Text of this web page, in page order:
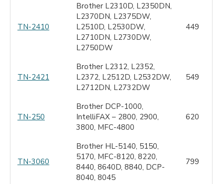
TN-2410
Brother L2310D, L2350DN,
L2370DN, L2375DW,
L2510D, L2530DW,
L2710DN, L2730DW,
L2750DW
449
TN-2421
Brother L2312, L2352,
L2372, L2512D, L2532DW,
L2712DN, L2732DW
549
TN-250
Brother DCP-1000,
IntelliFAX – 2800, 2900,
3800, MFC-4800
620
TN-3060
Brother HL-5140, 5150,
5170, MFC-8120, 8220,
8440, 8640D, 8840, DCP-
8040, 8045
799